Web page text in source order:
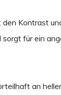
Kontrast
für ein
an